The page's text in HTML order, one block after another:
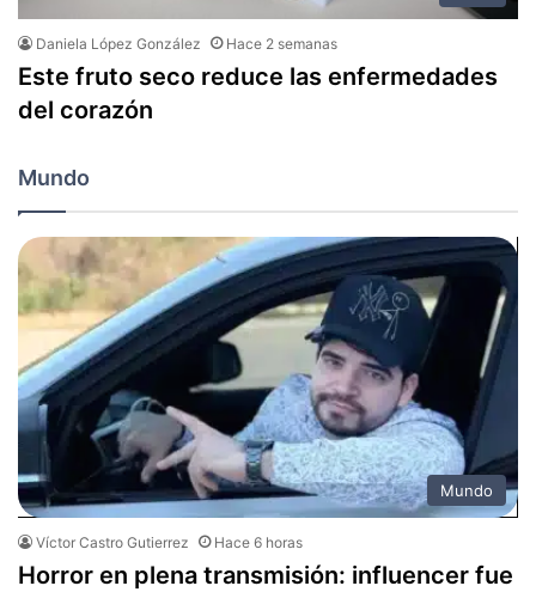
Daniela López González Hace 2 semanas
Este fruto seco reduce las enfermedades
del corazón
Mundo
Mundo
Víctor Castro Gutierrez Hace 6 horas
Horror en plena transmisión: influencer fue